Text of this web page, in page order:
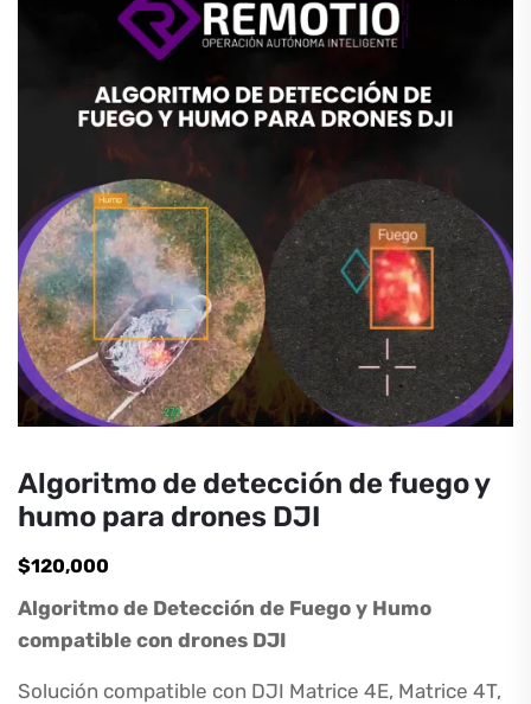
Algoritmo de detección de fuego y
humo para drones DJI
$120,000
Algoritmo de Detección de Fuego y Humo
compatible con drones DJI
Solución compatible con DJI Matrice 4E, Matrice 4T,